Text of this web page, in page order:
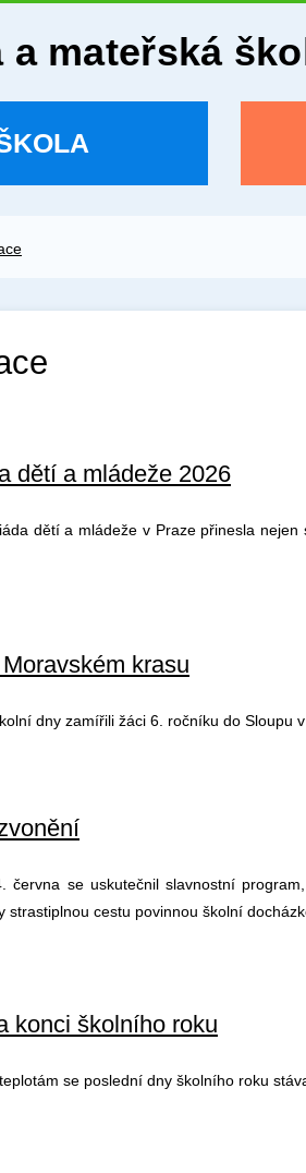
mateřská
dětí a mládeže 2026
dětí a mládeže v Praze přinesla
krasu
dny zamířili žáci 6. ročníku do Sloupu
června se uskutečnil slavnostní
strastiplnou cestu povinnou školní
konci školního roku
se poslední dny školního roku